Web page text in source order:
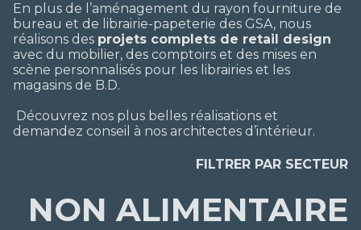
En plus de l’aménagement du rayon fourniture de
bureau et de librairie-papeterie des GSA, nous
réalisons des projets complets de retail design
avec du mobilier, des comptoirs et des mises en
scène personnalisés pour les librairies et les
magasins de B.D.
Découvrez nos plus belles réalisations et
demandez conseil à nos architectes d’intérieur.
FILTRER PAR SECTEUR
NON ALIMENTAIRE